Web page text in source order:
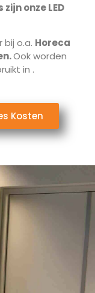
onze LED
bij o.a. Horeca
Ook worden
in .
Kosten